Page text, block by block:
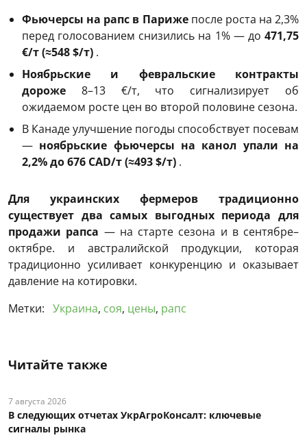
Фьючерсы на рапс в Парижепосле роста на 2,3%
перед голосованием снизились на 1% — до 471,75
€/т (≈548 $/т) .
Ноябрьские и февральские контракты
дороже 8–13 €/т, что сигнализирует об
ожидаемом росте цен во второй половине сезона.
В Канаде улучшение погоды способствует посевам
— ноябрьские фьючерсы на канол упали на
2,2% до 676 CAD/т (≈493 $/т) .
Для украинских фермеров традиционно
существует два самых выгодных периода для
продажи рапса — на старте сезона и в сентябре–
октябре. и австралийской продукции, которая
традиционно усиливает конкуренцию и оказывает
давление на котировки.
Метки: Украина, соя, цены, рапс
Читайте также
7 августа 2026
В следующих отчетах УкрАгроКонсалт: ключевые
сигналы рынка